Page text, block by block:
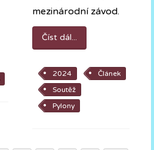
mezinárodní závod.
Číst dál...
2024
Článek
Soutěž
Pylony